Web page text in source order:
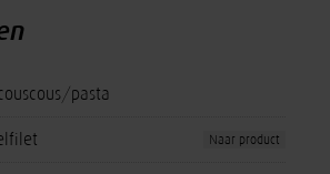
pasta
Naar product